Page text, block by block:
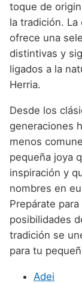
toque de
la tradición. La
ofrece una
distintivas y
ligados a la
Herria.
Desde los
generaciones
menos
pequeña joya
inspiración y
nombres en
Prepárate
posibilidades
tradición se
para tu
Adei